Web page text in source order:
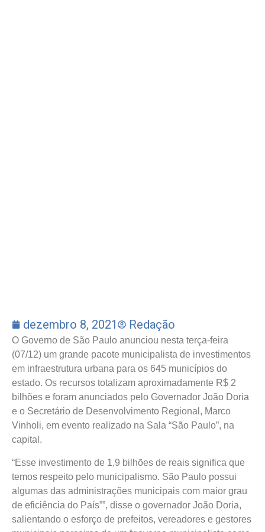
dezembro 8, 2021 Redação
O Governo de São Paulo anunciou nesta terça-feira
(07/12) um grande pacote municipalista de investimentos
em infraestrutura urbana para os 645 municípios do
estado. Os recursos totalizam aproximadamente R$ 2
bilhões e foram anunciados pelo Governador João Doria
e o Secretário de Desenvolvimento Regional, Marco
Vinholi, em evento realizado na Sala “São Paulo”, na
capital.
“Esse investimento de 1,9 bilhões de reais significa que
temos respeito pelo municipalismo. São Paulo possui
algumas das administrações municipais com maior grau
de eficiência do País””, disse o governador João Doria,
salientando o esforço de prefeitos, vereadores e gestores